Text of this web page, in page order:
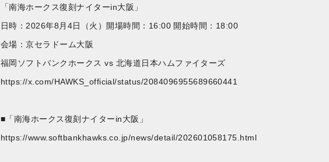
「南海ホークス復刻ナイターin大阪」
日時：2026年8月4日（火）開場時間：16:00 開始時間：18:00
会場：京セラドーム大阪
福岡ソフトバンクホークス vs 北海道日本ハムファイターズ
https://x.com/HAWKS_official/status/2084096955689660441
■「南海ホークス復刻ナイターin大阪」
https://www.softbankhawks.co.jp/news/detail/202601058175.html